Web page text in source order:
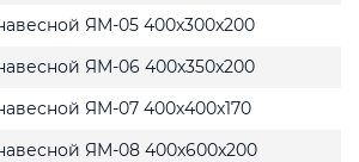
ЯМ-05 400x300x200
ЯМ-06 400x350x200
ЯМ-07 400x400x170
ЯМ-08 400x600x200